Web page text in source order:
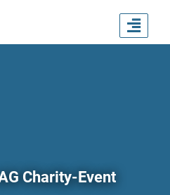
Charity-Event